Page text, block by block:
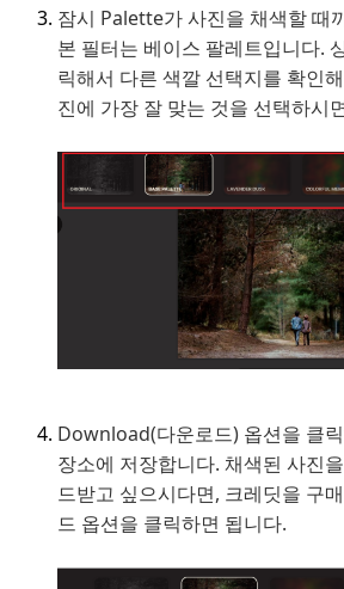
잠시 Palette가 사진을 채색할 때
본 필터는 베이스 팔레트입니다.
릭해서 다른 색깔 선택지를 확인
진에 가장 잘 맞는 것을 선택하시
Download(다운로드) 옵션을 클
장소에 저장합니다. 채색된 사진
드받고 싶으시다면, 크레딧을 구
드 옵션을 클릭하면 됩니다.